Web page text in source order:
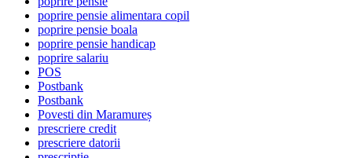
poprire pensie alimentara copil
poprire pensie boala
poprire pensie handicap
poprire salariu
POS
Postbank
Postbank
Povesti din Maramureș
prescriere credit
prescriere datorii